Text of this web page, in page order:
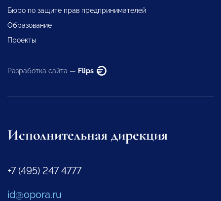
Бюро по защите прав предпринимателей
Образование
Проекты
Разработка сайта — Flips
Исполнительная дирекция
+7 (495) 247 4777
id@opora.ru